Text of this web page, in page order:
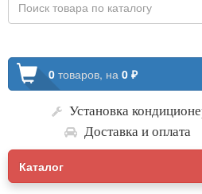
0 товаров, на 0 ₽
Установка
Доставка и оплата
Каталог